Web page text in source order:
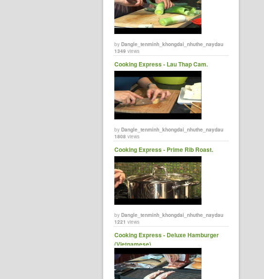
byDangle_tenminh_khongdai_nhuthe_naydau
1349 views
Cooking Express - Lau Thap Cam.
byDangle_tenminh_khongdai_nhuthe_naydau
1808 views
Cooking Express - Prime Rib Roast.
byDangle_tenminh_khongdai_nhuthe_naydau
1221 views
Cooking Express - Deluxe Hamburger
(Vietnamese)